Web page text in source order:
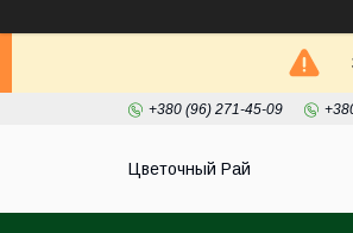
+380 (96) 271-45-09
Цветочный Рай